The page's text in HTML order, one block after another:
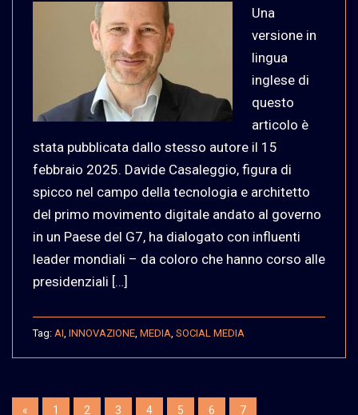
Una
versione in
lingua
inglese di
questo
articolo è
stata pubblicata dallo stesso autore il 15
febbraio 2025. Davide Casaleggio, figura di
spicco nel campo della tecnologia e architetto
del primo movimento digitale andato al governo
in un Paese del G7, ha dialogato con influenti
leader mondiali – da coloro che hanno corso alle
presidenziali […]
Tag: AI INNOVAZIONE MEDIA SOCIAL MEDIA
« 1 2 3 4 5 6 7